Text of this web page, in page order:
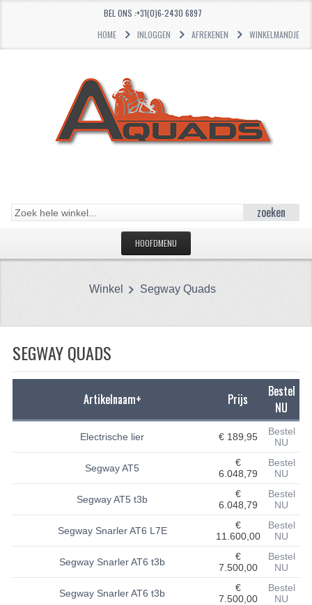
BEL ONS :+31(0)6-2430 6897
HOME
INLOGGEN AFREKENEN WINKELMANDJE
zoeken
HOOFDMENU
CFMOTO 500-5
CFMOTO 500-A/2A / GOES 520
LAGERS
PLASTIC PARTS
VERLICHTING
ONDERDELEN 50CC TOT 125CC
UNIVERSELE QUAD ONDERDELEN
BASHAN ONDERDELEN
Winkel Segway Quads
SEGWAY QUADS
Artikelnaam+ Prijs
Bestel
NU
Electrische lier € 189,95
Bestel
NU
Segway AT5
€
6.048,79
Bestel
NU
Segway AT5 t3b
€
6.048,79
Bestel
NU
Segway Snarler AT6 L7E
€
11.600,00
Bestel
NU
Segway Snarler AT6 t3b
€
7.500,00
Bestel
NU
Segway Snarler AT6 t3b
€
7.500,00
Bestel
NU